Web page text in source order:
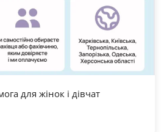
для жінок і дівчат